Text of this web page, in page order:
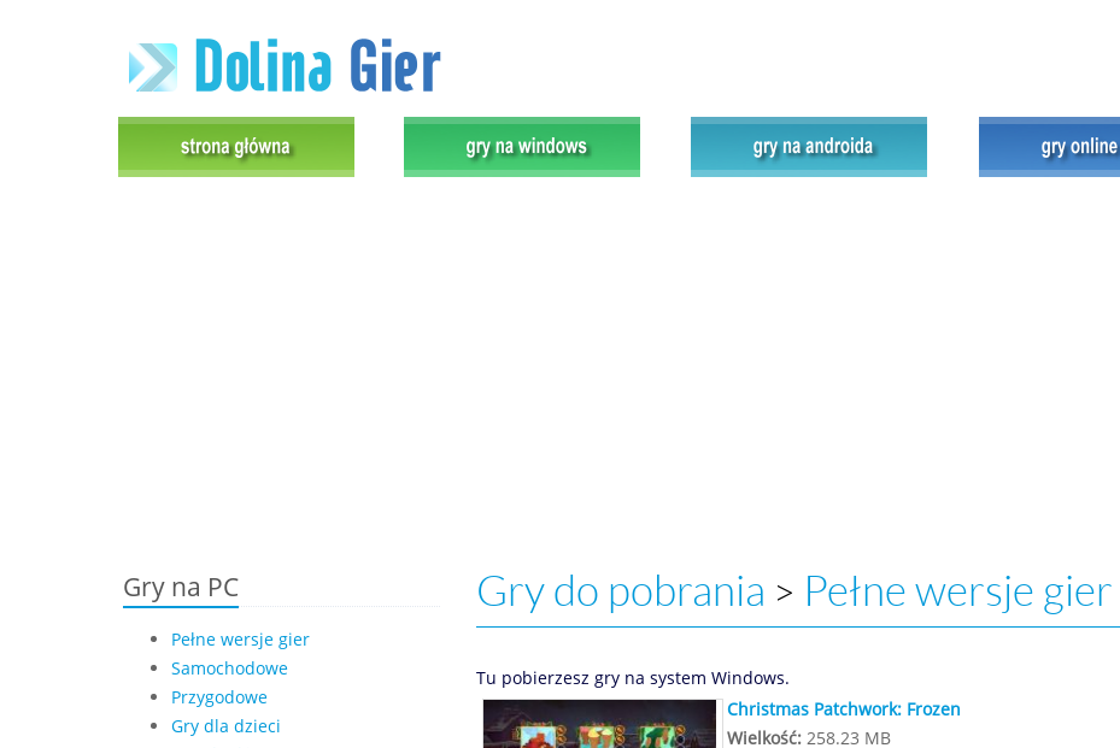
Gry na PC
Pełne wersje gier
Samochodowe
Przygodowe
Gry dla dzieci
Gry do pobrania > Pełne wersje gier
Tu pobierzesz gry na system Windows.
Christmas Patchwork: Frozen
Wielkość:258.23 MB